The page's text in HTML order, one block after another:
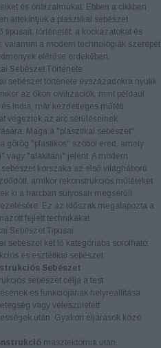
és önbizalmukat. Ebben a cikkben
áttekintjük a plasztikai sebészet
típusait, történetét, a kockázatokat és
valamint a modern technológiák szerepét
elérése érdekében.
Sebészet Története
sebészet története évszázadokra nyúlik
az ókori civilizációk, mint például
és India, már kezdetleges műtéti
végeztek az arc sérüléseinek
Maga a "plasztikai sebészet"
görög "plastikos" szóból ered, amely
vagy "alakítani" jelent. A modern
korszaka az első világháború
amikor rekonstrukciós műtéteket
ki a harcban súlyosan megsérült
Ez az időszak megalapozta a
fejlett technikákat.
Sebészet Típusai
sebészet két fő kategóriába sorolható:
és esztétikai sebészet.
Sebészet
sebészet célja a test
és funkciójának helyreállítása
vagy veleszületett
után. Gyakori eljárások közé
masztektómia után.